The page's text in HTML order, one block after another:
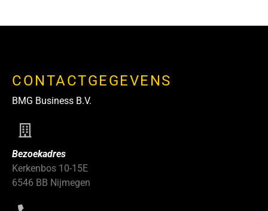
CONTACTGEGEVENS
BMG Business B.V.
Bezoekadres
Kerkenbos 10-15E
6546 BB Nijmegen